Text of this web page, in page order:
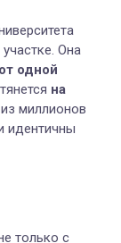
Она
одной
на
миллионов
идентичны
только с